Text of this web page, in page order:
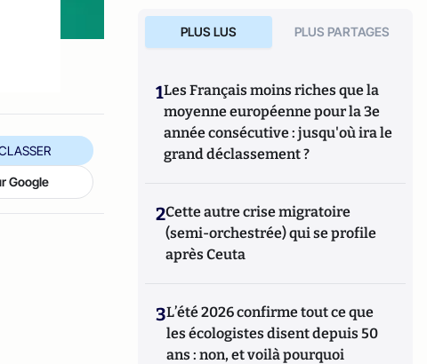
Google
PLUS LUS PLUS PARTAGES
1Les Français moins riches que la
moyenne européenne pour la 3e
année consécutive : jusqu'où ira le
grand déclassement ?
2Cette autre crise migratoire
(semi-orchestrée) qui se profile
après Ceuta
3L’été 2026 confirme tout ce que
les écologistes disent depuis 50
ans : non, et voilà pourquoi